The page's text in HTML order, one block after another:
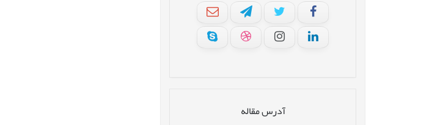
آدرس مقاله